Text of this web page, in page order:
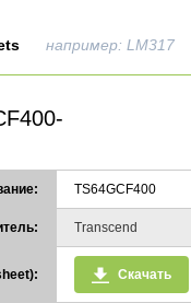
например: LM317
TS64GCF400
Transcend
Скачать